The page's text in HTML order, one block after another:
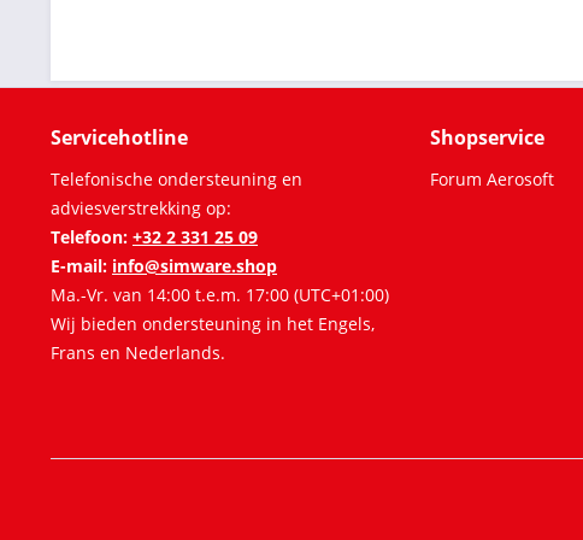
Servicehotline
Telefonische ondersteuning en
adviesverstrekking op:
Telefoon: +32 2 331 25 09
E-mail: info@simware.shop
Ma.-Vr. van 14:00 t.e.m. 17:00 (UTC+01:00)
Wij bieden ondersteuning in het Engels,
Frans en Nederlands.
Shopservice
Forum Aerosoft